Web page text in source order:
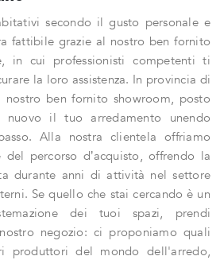
secondo il gusto personale e
fattibile grazie al nostro ben fornito
in cui professionisti competenti ti
la loro assistenza. In provincia di
ben fornito showroom, posto
il tuo arredamento unendo
Alla nostra clientela offriamo
del percorso d’acquisto, offrendo la
durante anni di attività nel settore
Se quello che stai cercando è un
dei tuoi spazi, prendi
negozio: ci proponiamo quali
produttori del mondo dell'arredo,